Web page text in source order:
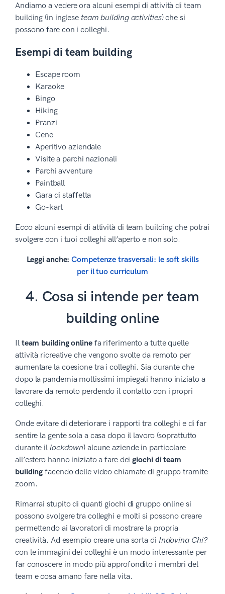
Andiamo a vedere ora alcuni esempi di attività di team
building (in inglese team building activities) che si
possono fare con i colleghi.
Esempi di team building
Escape room
Karaoke
Bingo
Hiking
Pranzi
Cene
Aperitivo aziendale
Visite a parchi nazionali
Parchi avventure
Paintball
Gara di staffetta
Go-kart
Ecco alcuni esempi di attività di team building che potrai
svolgere con i tuoi colleghi all’aperto e non solo.
Leggi anche:Competenze trasversali: le soft skills
per il tuo curriculum
4. Cosa si intende per team
building online
Il team building onlinefa riferimento a tutte quelle
attività ricreative che vengono svolte da remoto per
aumentare la coesione tra i colleghi. Sia durante che
dopo la pandemia moltissimi impiegati hanno iniziato a
lavorare da remoto perdendo il contatto con i propri
colleghi.
Onde evitare di deteriorare i rapporti tra colleghi e di far
sentire la gente sola a casa dopo il lavoro (soprattutto
durante il lockdown) alcune aziende in particolare
all’estero hanno iniziato a fare deigiochi di team
building facendo delle video chiamate di gruppo tramite
zoom.
Rimarrai stupito di quanti giochi di gruppo online si
possono svolgere tra colleghi e molti si possono creare
permettendo ai lavoratori di mostrare la propria
creatività. Ad esempio creare una sorta di Indovina Chi?
con le immagini dei colleghi è un modo interessante per
far conoscere in modo più approfondito i membri del
team e cosa amano fare nella vita.